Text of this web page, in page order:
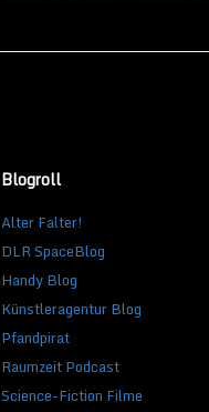
Blogroll
Alter Falter!
DLR SpaceBlog
Handy Blog
Künstleragentur Blog
Pfandpirat
Raumzeit Podcast
Science-Fiction Filme